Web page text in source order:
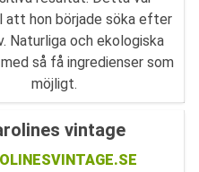
hon började söka efter
Naturliga och ekologiska
så få ingredienser som
möjligt.
vintage